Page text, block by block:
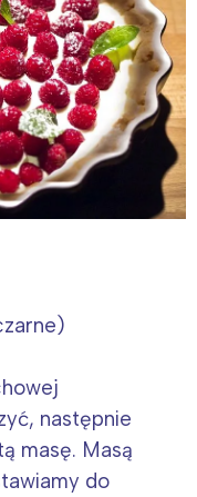
następnie
masę. Masą
do